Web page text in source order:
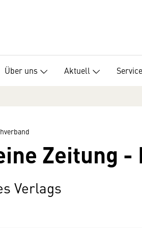
Über uns Aktuell Service
Zeitung
Verlags